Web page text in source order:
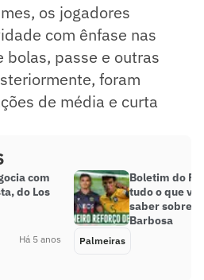
os jogadores
com ênfase nas
bolas, passe e outras
foram
de média e curta
com
do Los
Há 5 anos
Boletim do
tudo o que
saber sobre
Barbosa
Palmeiras